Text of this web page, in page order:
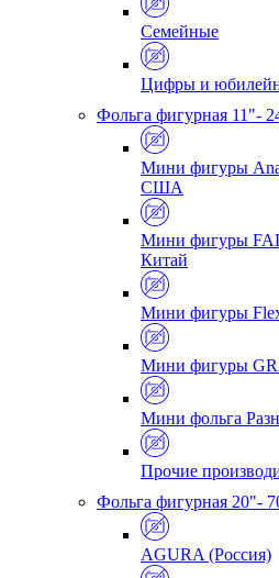
Семейные
Цифры и
Фольга фигурная 11"-
Мини фигуры
США
Мини фигуры
Китай
Мини фигуры
Мини фигуры
Мини фольга
Прочие
Фольга фигурная 20"-
AGURA (Россия)